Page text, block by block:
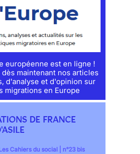
européenne est en ligne !
maintenant nos articles
d'analyse et d'opinion sur
migrations en Europe
DE FRANCE
Cahiers du social | n°23 bis